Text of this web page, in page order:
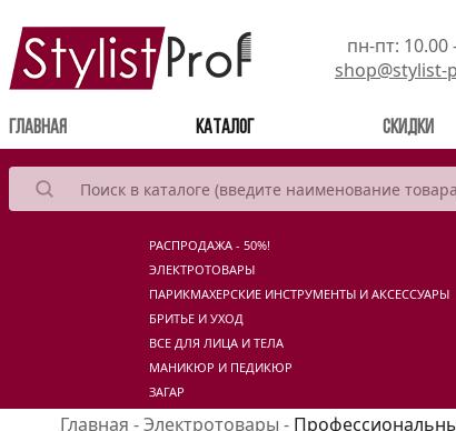
пн-пт: 10.00
shop@stylist-
Главная Каталог Скидки
РАСПРОДАЖА - 50%!
ЭЛЕКТРОТОВАРЫ
ПАРИКМАХЕРСКИЕ ИНСТРУМЕНТЫ И АКСЕССУАРЫ
БРИТЬЕ И УХОД
ВСЕ ДЛЯ ЛИЦА И ТЕЛА
МАНИКЮР И ПЕДИКЮР
ЗАГАР
Главная -Электротовары -